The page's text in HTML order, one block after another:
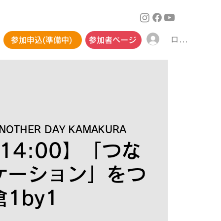
参加申込(準備中) 参加者ページ ログイン
DAY KAMAKURA
】「つな
ーション」をつ